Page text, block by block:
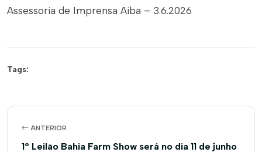
Assessoria de Imprensa Aiba – 3.6.2026
Tags:
ANTERIOR
1º Leilão Bahia Farm Show será no dia 11 de junho